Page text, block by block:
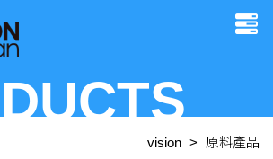
vision 原料產品